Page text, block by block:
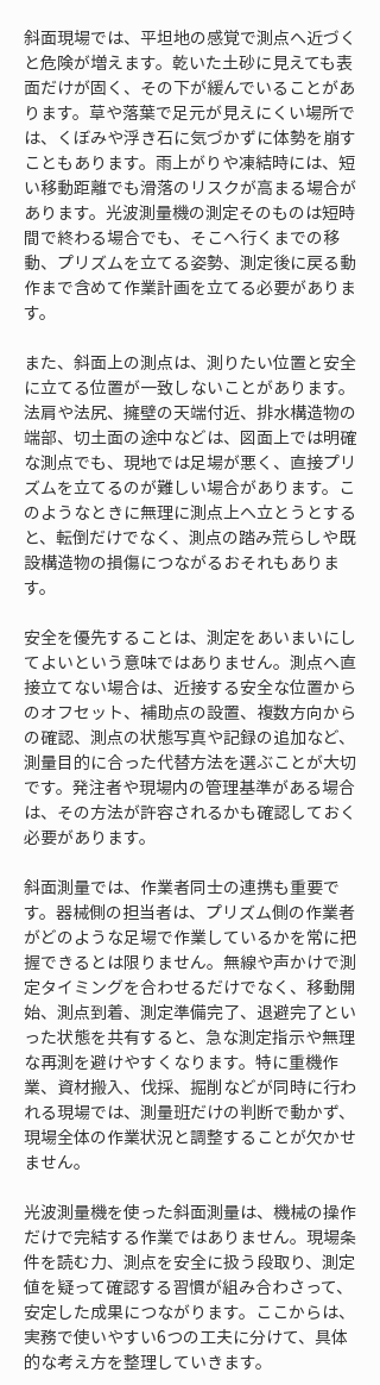
斜面現場では、平坦地の感覚で測点へ近づく
と危険が増えます。乾いた土砂に見えても表
面だけが固く、その下が緩んでいることがあ
ります。草や落葉で足元が見えにくい場所で
は、くぼみや浮き石に気づかずに体勢を崩す
こともあります。雨上がりや凍結時には、短
い移動距離でも滑落のリスクが高まる場合が
あります。光波測量機の測定そのものは短時
間で終わる場合でも、そこへ行くまでの移
動、プリズムを立てる姿勢、測定後に戻る動
作まで含めて作業計画を立てる必要がありま
す。
また、斜面上の測点は、測りたい位置と安全
に立てる位置が一致しないことがあります。
法肩や法尻、擁壁の天端付近、排水構造物の
端部、切土面の途中などは、図面上では明確
な測点でも、現地では足場が悪く、直接プリ
ズムを立てるのが難しい場合があります。こ
のようなときに無理に測点上へ立とうとする
と、転倒だけでなく、測点の踏み荒らしや既
設構造物の損傷につながるおそれもありま
す。
安全を優先することは、測定をあいまいにし
てよいという意味ではありません。測点へ直
接立てない場合は、近接する安全な位置から
のオフセット、補助点の設置、複数方向から
の確認、測点の状態写真や記録の追加など、
測量目的に合った代替方法を選ぶことが大切
です。発注者や現場内の管理基準がある場合
は、その方法が許容されるかも確認しておく
必要があります。
斜面測量では、作業者同士の連携も重要で
す。器械側の担当者は、プリズム側の作業者
がどのような足場で作業しているかを常に把
握できるとは限りません。無線や声かけで測
定タイミングを合わせるだけでなく、移動開
始、測点到着、測定準備完了、退避完了とい
った状態を共有すると、急な測定指示や無理
な再測を避けやすくなります。特に重機作
業、資材搬入、伐採、掘削などが同時に行わ
れる現場では、測量班だけの判断で動かず、
現場全体の作業状況と調整することが欠かせ
ません。
光波測量機を使った斜面測量は、機械の操作
だけで完結する作業ではありません。現場条
件を読む力、測点を安全に扱う段取り、測定
値を疑って確認する習慣が組み合わさって、
安定した成果につながります。ここからは、
実務で使いやすい6つの工夫に分けて、具体
的な考え方を整理していきます。